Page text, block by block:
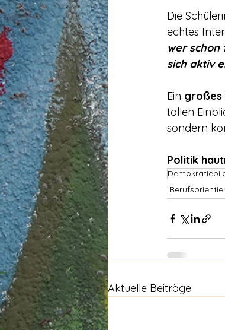
Die
echtes
wer
sich aktiv
Ein großes
tollen
sondern
Politik
Aktuelle Beiträge